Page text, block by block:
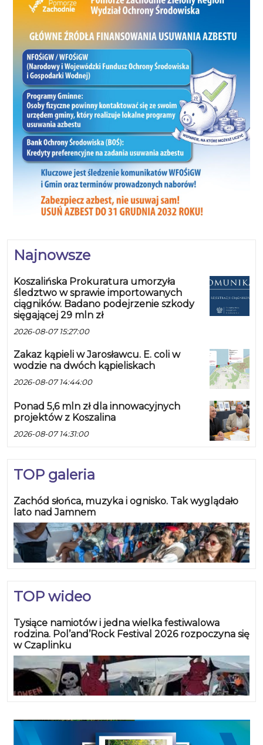
Najnowsze
Koszalińska Prokuratura umorzyła
śledztwo w sprawie importowanych
ciągników. Badano podejrzenie szkody
sięgającej 29 mln zł
2026-08-07 15:27:00
Zakaz kąpieli w Jarosławcu. E. coli w
wodzie na dwóch kąpieliskach
2026-08-07 14:44:00
Ponad 5,6 mln zł dla innowacyjnych
projektów z Koszalina
2026-08-07 14:31:00
TOP galeria
Zachód słońca, muzyka i ognisko. Tak wyglądało
lato nad Jamnem
TOP wideo
Tysiące namiotów i jedna wielka festiwalowa
rodzina. Pol’and’Rock Festival 2026 rozpoczyna się
w Czaplinku